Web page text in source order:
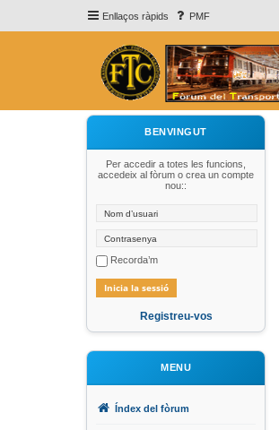
Enllaços ràpids PMF
BENVINGUT
Per accedir a totes les funcions,
accedeix al fòrum o crea un compte
nou::
Recorda’m
Registreu-vos
MENU
Índex del fòrum